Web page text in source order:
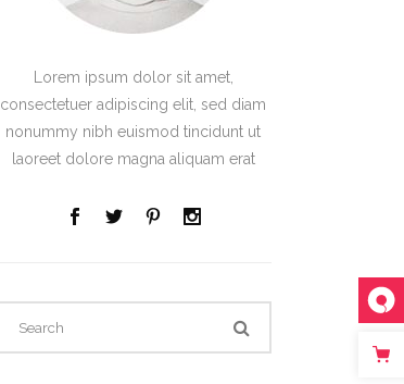
Lorem ipsum dolor sit amet,
consectetuer adipiscing elit, sed diam
nonummy nibh euismod tincidunt ut
laoreet dolore magna aliquam erat